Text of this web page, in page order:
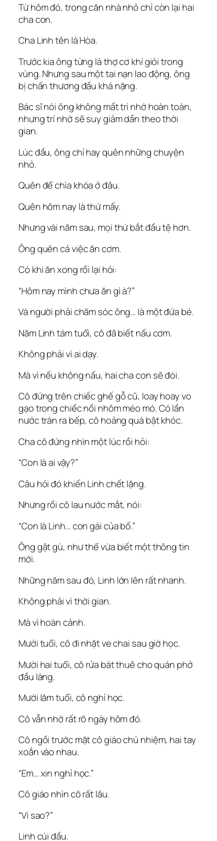
Từ hôm đó, trong căn nhà nhỏ chỉ còn lại hai
cha con.
Cha Linh tên là Hòa.
Trước kia ông từng là thợ cơ khí giỏi trong
vùng. Nhưng sau một tai nạn lao động, ông
bị chấn thương đầu khá nặng.
Bác sĩ nói ông không mất trí nhớ hoàn toàn,
nhưng trí nhớ sẽ suy giảm dần theo thời
gian.
Lúc đầu, ông chỉ hay quên những chuyện
nhỏ.
Quên để chìa khóa ở đâu.
Quên hôm nay là thứ mấy.
Nhưng vài năm sau, mọi thứ bắt đầu tệ hơn.
Ông quên cả việc ăn cơm.
Có khi ăn xong rồi lại hỏi:
“Hôm nay mình chưa ăn gì à?”
Và người phải chăm sóc ông… là một đứa bé.
Năm Linh tám tuổi, cô đã biết nấu cơm.
Không phải vì ai dạy.
Mà vì nếu không nấu, hai cha con sẽ đói.
Cô đứng trên chiếc ghế gỗ cũ, loay hoay vo
gạo trong chiếc nồi nhôm méo mó. Có lần
nước tràn ra bếp, cô hoảng quá bật khóc.
Cha cô đứng nhìn một lúc rồi hỏi:
“Con là ai vậy?”
Câu hỏi đó khiến Linh chết lặng.
Nhưng rồi cô lau nước mắt, nói:
“Con là Linh… con gái của bố.”
Ông gật gù, như thể vừa biết một thông tin
mới.
Những năm sau đó, Linh lớn lên rất nhanh.
Không phải vì thời gian.
Mà vì hoàn cảnh.
Mười tuổi, cô đi nhặt ve chai sau giờ học.
Mười hai tuổi, cô rửa bát thuê cho quán phở
đầu làng.
Mười lăm tuổi, cô nghỉ học.
Cô vẫn nhớ rất rõ ngày hôm đó.
Cô ngồi trước mặt cô giáo chủ nhiệm, hai tay
xoắn vào nhau.
“Em… xin nghỉ học.”
Cô giáo nhìn cô rất lâu.
“Vì sao?”
Linh cúi đầu.